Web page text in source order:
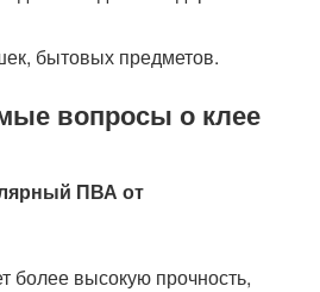
бытовых предметов.
вопросы о клее
ПВА от
высокую прочность,